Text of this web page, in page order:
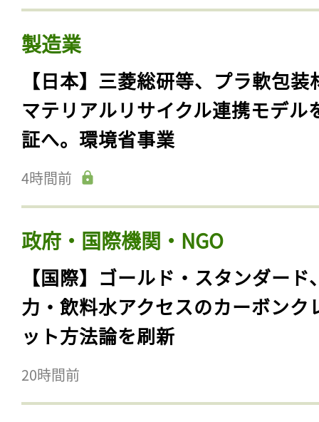
製造業
【日本】三菱総研等、プラ軟包装
マテリアルリサイクル連携モデル
証へ。環境省事業
4時間前
政府・国際機関・NGO
【国際】ゴールド・スタンダード
力・飲料水アクセスのカーボンク
ット方法論を刷新
20時間前